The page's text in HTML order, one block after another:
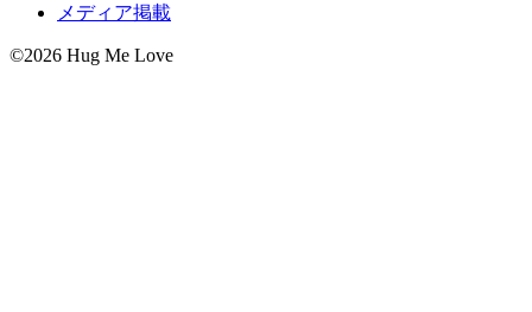
メディア掲載
©2026 Hug Me Love